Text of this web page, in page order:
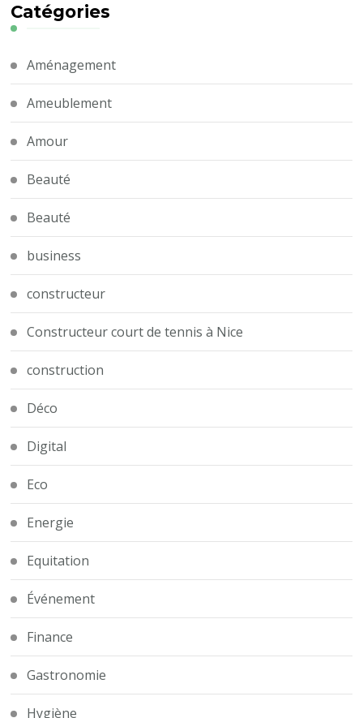
Catégories
Aménagement
Ameublement
Amour
Beauté
Beauté
business
constructeur
Constructeur court de tennis à Nice
construction
Déco
Digital
Eco
Energie
Equitation
Événement
Finance
Gastronomie
Hygiène